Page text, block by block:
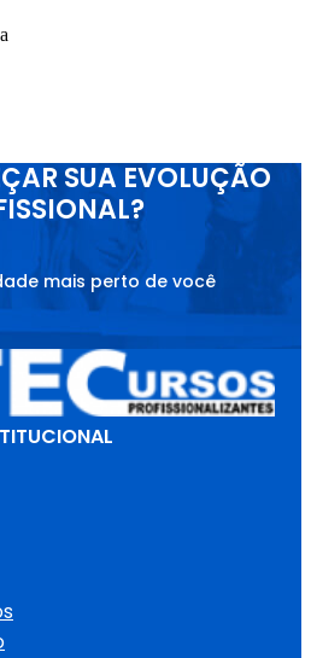
SUA EVOLUÇÃO
mais perto de você